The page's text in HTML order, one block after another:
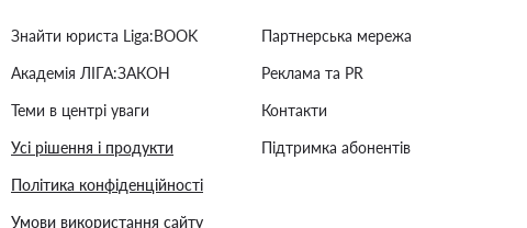
Знайти юриста Liga:BOOK
Академія ЛІГА:ЗАКОН
Теми в центрі уваги
Усі рішення і продукти
Політика конфіденційності
Умови використання сайту
Партнерська мережа
Реклама та PR
Контакти
Підтримка абонентів